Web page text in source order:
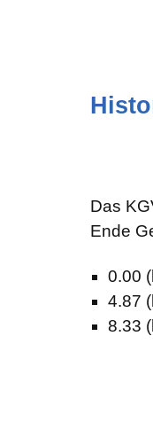
Das
Ende
0.00
4.87
8.33